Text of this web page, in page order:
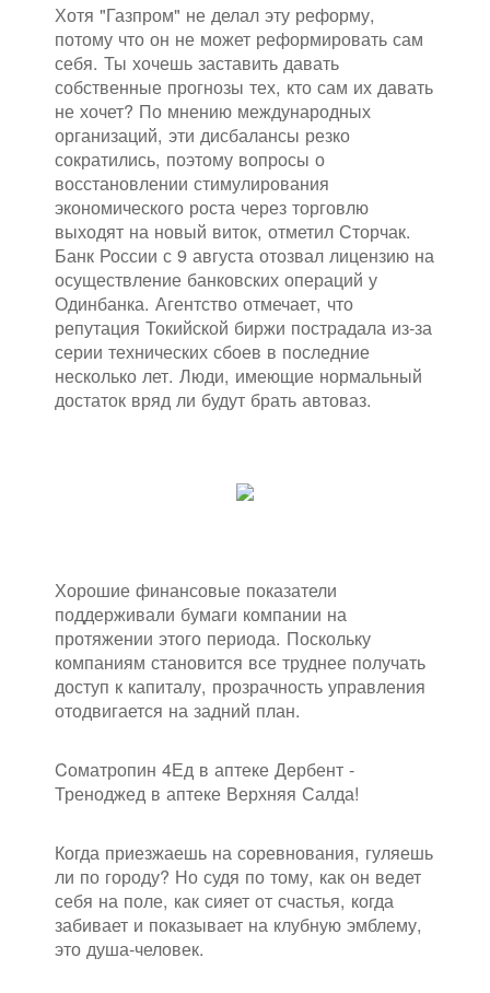
Хотя "Газпром" не делал эту реформу,
потому что он не может реформировать сам
себя. Ты хочешь заставить давать
собственные прогнозы тех, кто сам их давать
не хочет? По мнению международных
организаций, эти дисбалансы резко
сократились, поэтому вопросы о
восстановлении стимулирования
экономического роста через торговлю
выходят на новый виток, отметил Сторчак.
Банк России с 9 августа отозвал лицензию на
осуществление банковских операций у
Одинбанка. Агентство отмечает, что
репутация Токийской биржи пострадала из-за
серии технических сбоев в последние
несколько лет. Люди, имеющие нормальный
достаток вряд ли будут брать автоваз.
Хорошие финансовые показатели
поддерживали бумаги компании на
протяжении этого периода. Поскольку
компаниям становится все труднее получать
доступ к капиталу, прозрачность управления
отодвигается на задний план.
Cоматропин 4Ед в аптеке Дербент -
Треноджед в аптеке Верхняя Салда!
Когда приезжаешь на соревнования, гуляешь
ли по городу? Но судя по тому, как он ведет
себя на поле, как сияет от счастья, когда
забивает и показывает на клубную эмблему,
это душа-человек.